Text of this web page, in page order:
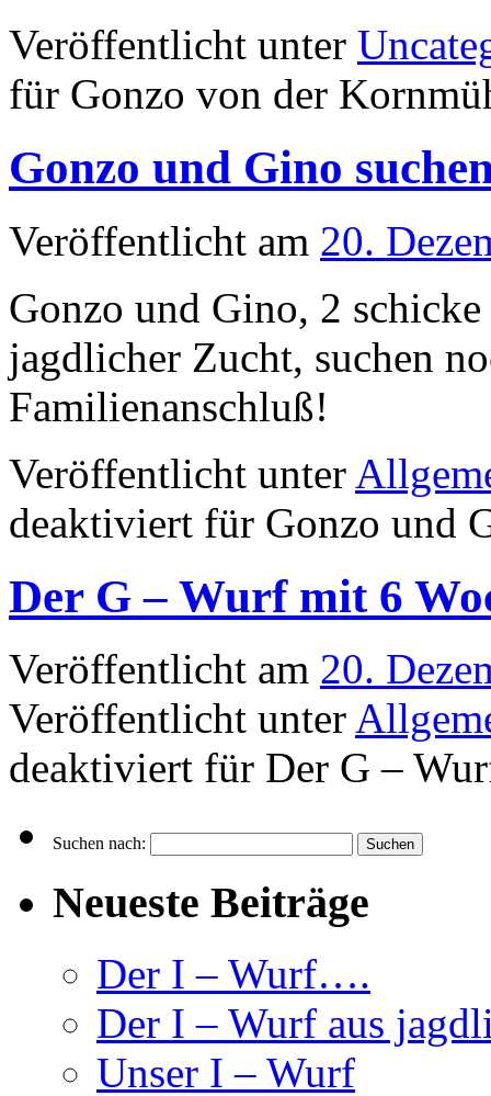
Veröffentlicht unter
für Gonzo von der
Gonzo und Gino
Veröffentlicht am 20.
Gonzo und Gino, 2
jagdlicher Zucht, suchen
Familienanschluß!
Veröffentlicht unter
deaktiviert für Gonzo und
Der G – Wurf mit 6
Veröffentlicht am 20.
Veröffentlicht unter
deaktiviert für Der G –
Suchen nach:
Neueste Beiträge
Der I – Wurf….
Der I – Wurf aus
Unser I – Wurf